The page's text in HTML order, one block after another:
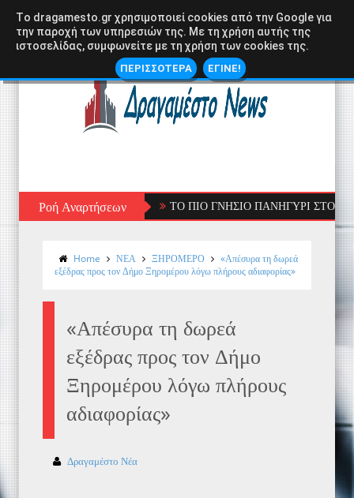
Ροή Αναρτήσεων ΤΟ ΠΙΟ ΓΝΗΣΙΟ ΠΑΝΗΓΥΡΙ ΣΤΟ
Home ΝΕΑ ΞΗΡΟΜΕΡΟ
«Απέσυρα τη δωρεά
εξέδρας προς τον Δήμο Ξηρομέρου λόγω πλήρους αδιαφορίας»
«Απέσυρα τη δωρεά
εξέδρας προς τον Δήμο
Ξηρομέρου λόγω πλήρους
αδιαφορίας»
Δραγαμέστο Νέα
Tο dragamesto.gr χρησιμοποιεί cookies από την Google για
την παροχή των υπηρεσιών της. Με τη χρήση αυτής της
ιστοσελίδας, συμφωνείτε με τη χρήση των cookies της.
ΠΕΡΙΣΣΟΤΕΡΑ ΕΓΙΝΕ!